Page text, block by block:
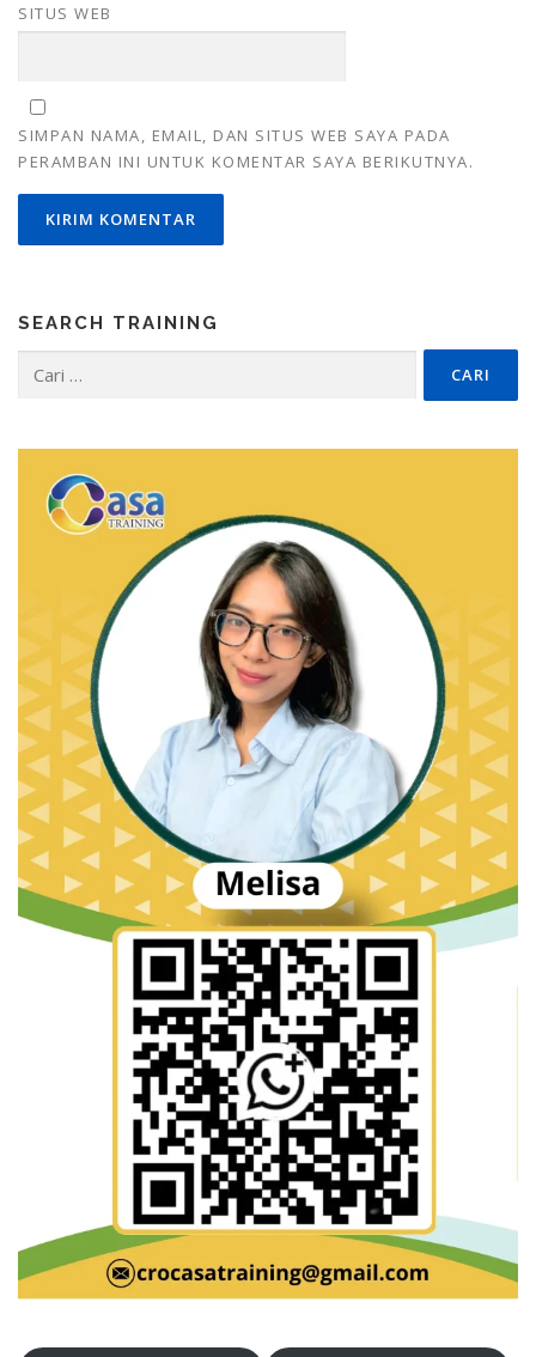
SITUS WEB
SIMPAN NAMA, EMAIL, DAN SITUS WEB SAYA PADA
PERAMBAN INI UNTUK KOMENTAR SAYA BERIKUTNYA.
SEARCH TRAINING
untuk: